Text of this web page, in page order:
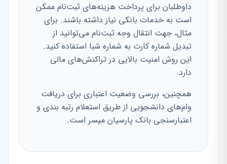
داوطلبان برای پرداخت هزینه‌های ثبت‌نام ممکن
است به خدمات بانکی نیاز داشته باشند. برای
مثال، جهت انتقال وجه ثبت‌نام می‌توانید از
تبدیل شماره کارت به شماره شبا استفاده کنید.
این روش امنیت بالایی در تراکنش‌های مالی
دارد.
همچنین، بررسی وضعیت اعتباری برای دریافت
وام‌های دانشجویی از طریق استعلام رتبه بندی و
اعتبارسنجی بانک پارسیان میسر است.